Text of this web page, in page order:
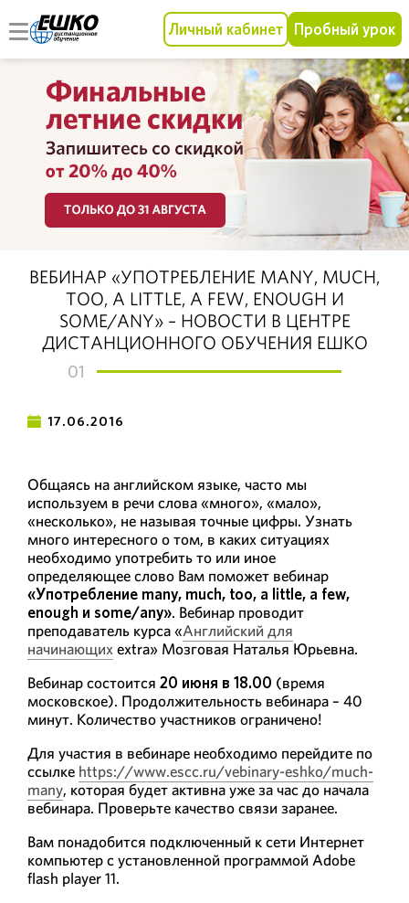
Личный кабинет Пробный урок
ВЕБИНАР «УПОТРЕБЛЕНИЕ MANY, MUCH,
TOO, A LITTLE, A FEW, ENOUGH И
SOME/ANY» – НОВОСТИ В ЦЕНТРЕ
ДИСТАНЦИОННОГО ОБУЧЕНИЯ ЕШКО
01
17.06.2016
Общаясь на английском языке, часто мы
используем в речи слова «много», «мало»,
«несколько», не называя точные цифры. Узнать
много интересного о том, в каких ситуациях
необходимо употребить то или иное
определяющее слово Вам поможет вебинар
«Употребление many, much, too, a little, a few,
enough и some/any». Вебинар проводит
преподаватель курса «Английский для
начинающихextra» Мозговая Наталья Юрьевна.
Вебинар состоится 20 июня в 18.00 (время
московское). Продолжительность вебинара – 40
минут. Количество участников ограничено!
Для участия в вебинаре необходимо перейдите по
ссылке https://www.escc.ru/vebinary-eshko/much-
many, которая будет активна уже за час до начала
вебинара. Проверьте качество связи заранее.
Вам понадобится подключенный к сети Интернет
компьютер с установленной программой Adobe
flash player 11.